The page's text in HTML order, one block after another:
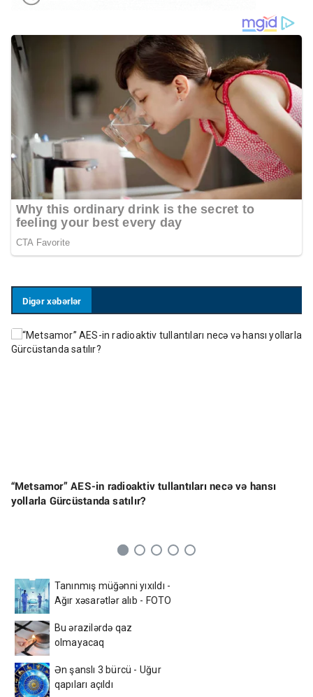
Digər xəbərlər
“Metsamor” AES-in radioaktiv tullantıları necə və hansı
yollarla Gürcüstanda satılır?
Tanınmış müğənni yıxıldı -
Ağır xəsarətlər alıb - FOTO
Bu ərazilərdə qaz
olmayacaq
Ən şanslı 3 bürcü - Uğur
qapıları açıldı